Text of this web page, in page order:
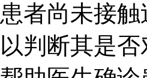
者尚未接
判断其是